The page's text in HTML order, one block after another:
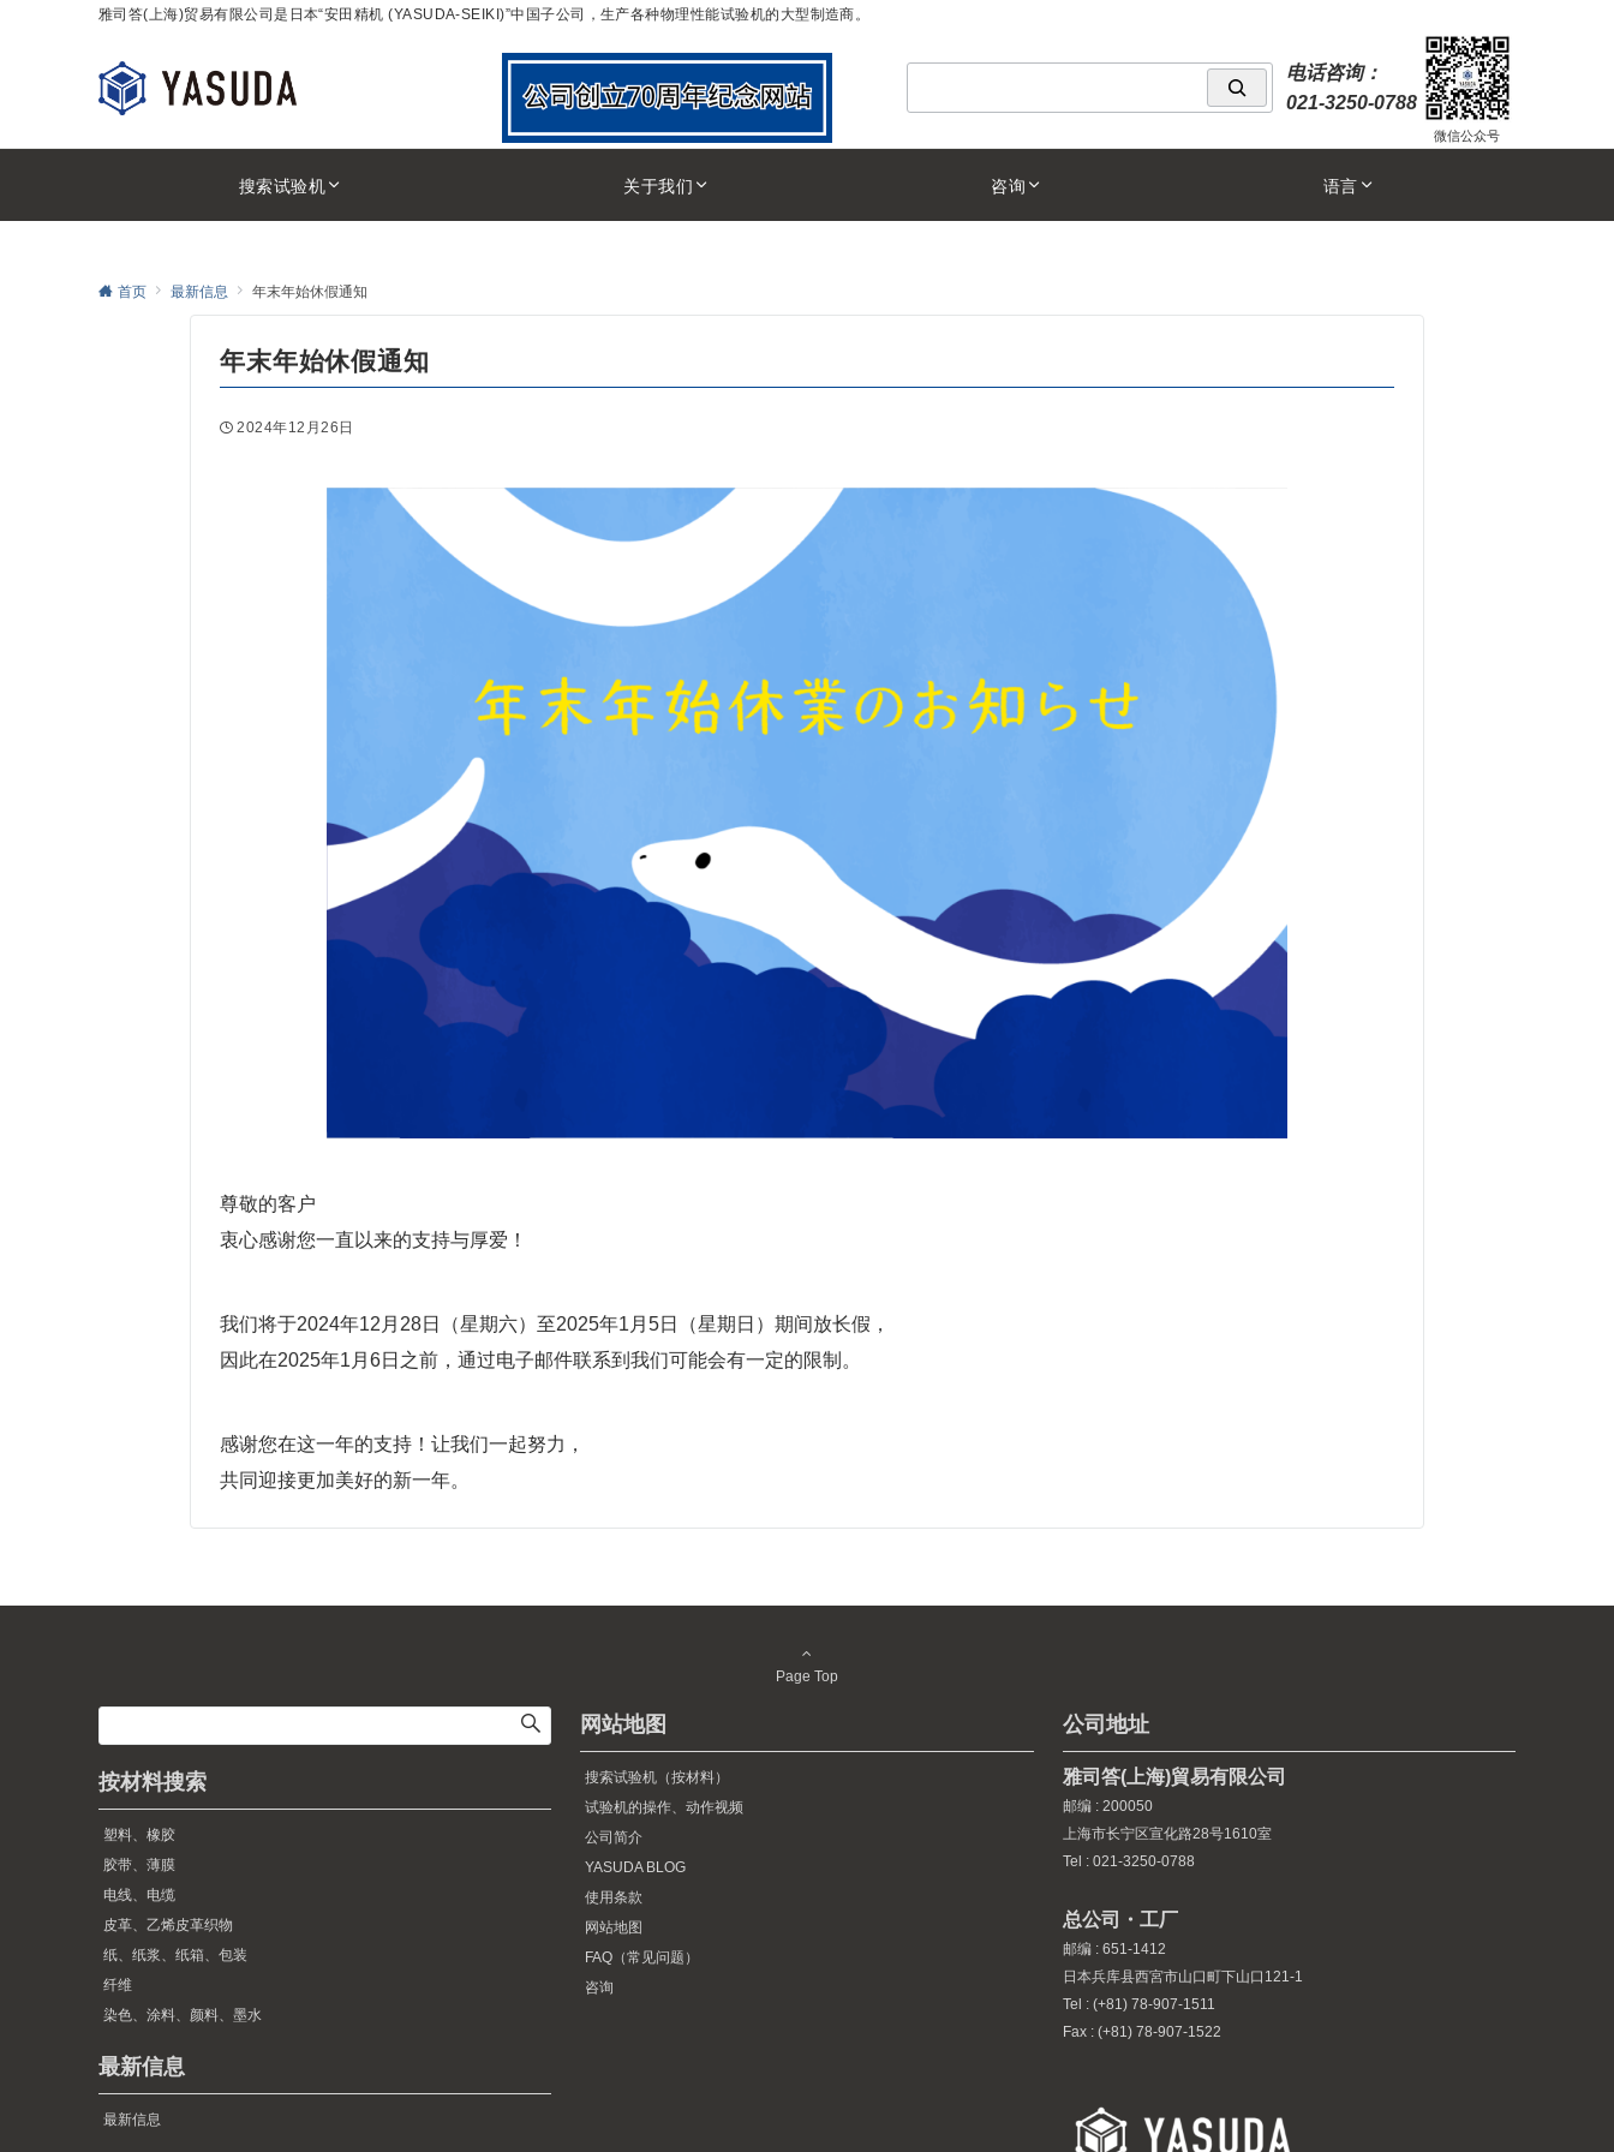
雅司答(上海)贸易有限公司是日本“安田精机 (YASUDA-SEIKI)”中国子公司，生产各种物理性能试验机的大型制造商。
电话咨询：
021-3250-0788
微信公众号
搜索试验机 关于我们 咨询 语言
首页 最新信息 年末年始休假通知
年末年始休假通知
2024年12月26日
尊敬的客户
衷心感谢您一直以来的支持与厚爱！
我们将于2024年12月28日（星期六）至2025年1月5日（星期日）期间放长假，
因此在2025年1月6日之前，通过电子邮件联系到我们可能会有一定的限制。
感谢您在这一年的支持！让我们一起努力，
共同迎接更加美好的新一年。
Page Top
按材料搜索
塑料、橡胶
胶带、薄膜
电线、电缆
皮革、乙烯皮革织物
纸、纸浆、纸箱、包装
纤维
染色、涂料、颜料、墨水
最新信息
最新信息
网站地图
搜索试验机（按材料）
试验机的操作、动作视频
公司简介
YASUDA BLOG
使用条款
网站地图
FAQ（常见问题）
咨询
公司地址
雅司答(上海)貿易有限公司
邮编 : 200050
上海市长宁区宣化路28号1610室
Tel : 021-3250-0788
总公司・工厂
邮编 : 651-1412
日本兵库县西宮市山口町下山口121-1
Tel : (+81) 78-907-1511
Fax : (+81) 78-907-1522